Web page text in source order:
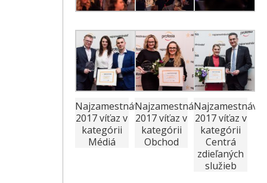
Najzamestnávateľ
2017 víťaz v
kategórii
Médiá
Najzamestnávateľ
2017 víťaz v
kategórii
Obchod
2017 víťaz v
kategórii
Centrá
zdieľaných
služieb